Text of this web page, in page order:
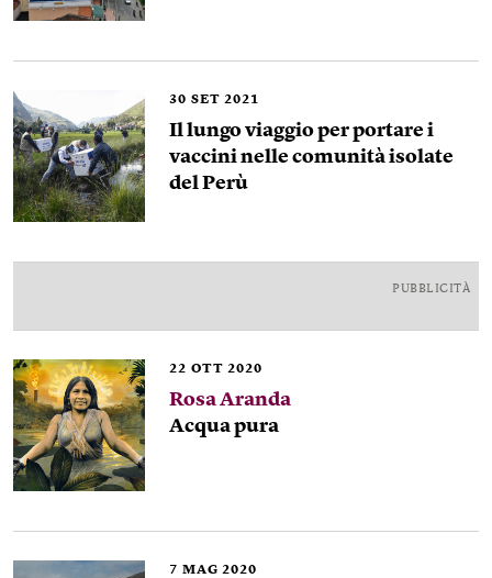
30 SET 2021
Il lungo viaggio per portare i
vaccini nelle comunità isolate
del Perù
PUBBLICITÀ
22 OTT 2020
Rosa Aranda
Acqua pura
7 MAG 2020